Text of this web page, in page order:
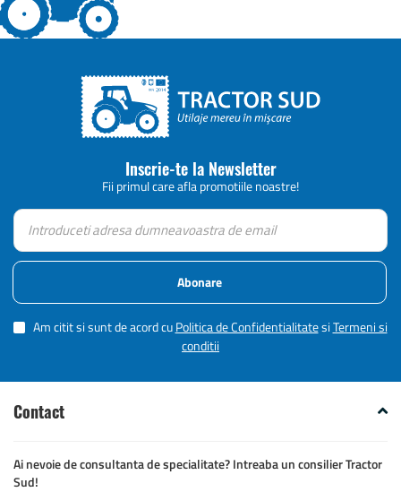
Inscrie-te la Newsletter
Fii primul care afla promotiile noastre!
Abonare
Am citit si sunt de acord cuPolitica de ConfidentialitatesiTermeni si
conditii
Contact
Ai nevoie de consultanta de specialitate? Intreaba un consilier Tractor
Sud!